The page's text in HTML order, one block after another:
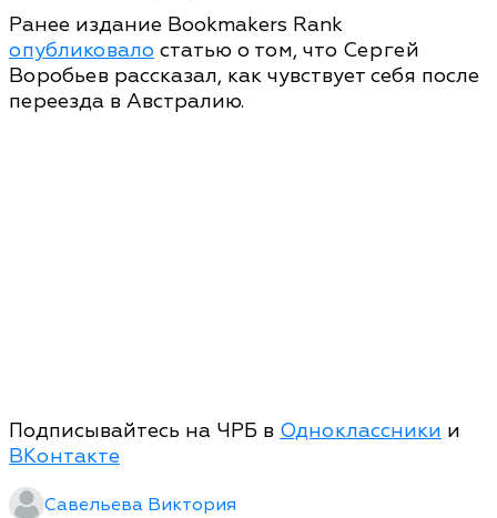
Ранее издание Bookmakers Rank
опубликовало статью о том, что Сергей
Воробьев рассказал, как чувствует себя после
переезда в Австралию.
Подписывайтесь на ЧРБ в Одноклассники и
ВКонтакте
Савельева Виктория